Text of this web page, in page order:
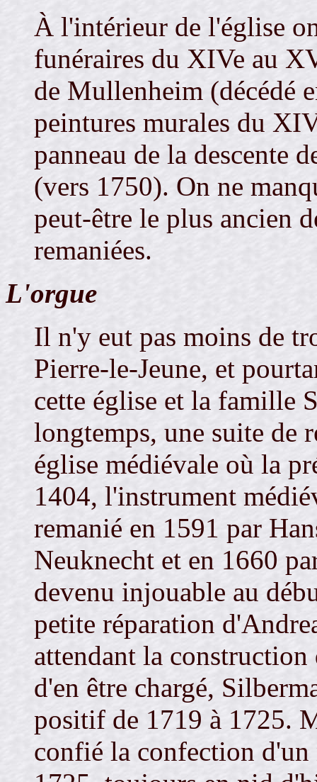
À l'intérieur de l'église
funéraires du XIVe au
de Mullenheim (décédé
peintures murales du
panneau de la descente
(vers 1750). On ne
peut-être le plus ancien
remaniées.
L'orgue
Il n'y eut pas moins de
Pierre-le-Jeune, et
cette église et la famille
longtemps, une suite de
église médiévale où la
1404, l'instrument
remanié en 1591 par
Neuknecht et en 1660
devenu injouable au
petite réparation
attendant la
d'en être chargé,
positif de 1719 à 1725.
confié la confection